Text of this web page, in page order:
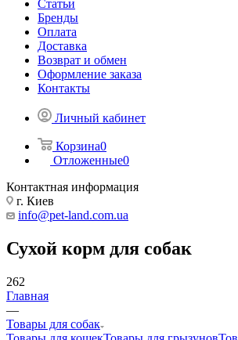
Статьи
Бренды
Оплата
Доставка
Возврат и обмен
Оформление заказа
Контакты
Личный кабинет
Корзина0
Отложенные0
Контактная информация
г. Киев
info@pet-land.com.ua
Сухой корм для собак
262
Главная
—
Товары для собак